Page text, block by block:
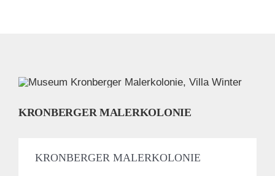
KRONBERGER MALERKOLONIE
KRONBERGER MALERKOLONIE